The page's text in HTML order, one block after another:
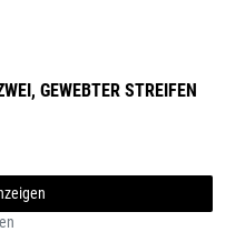
GEWEBTER STREIFEN